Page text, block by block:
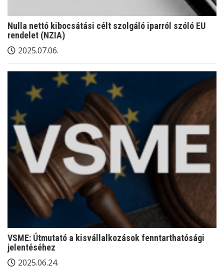
Nulla nettó kibocsátási célt szolgáló iparról szóló EU
rendelet (NZIA)
2025.07.06.
VSME: Útmutató a kisvállalkozások fenntarthatósági
jelentéséhez
2025.06.24.